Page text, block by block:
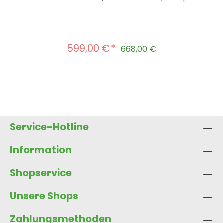
Verkaufspreis:
599,00 € Regulärer Preis:
668,00 €
Service-Hotline
Information
Shopservice
Unsere Shops
Zahlungsmethoden